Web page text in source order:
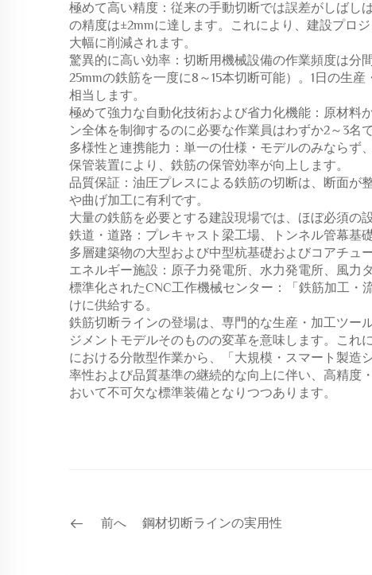
極めて高い精度：従来の手動切断では誤差がしばし
の精度は±2mmに達します。これにより、建設プロ
大幅に削減されます。
驚異的に高い効率：切断用機械設備の作業頻度は分
25mmの鉄筋を一度に8～15本切断可能）。1日の生
相当します。
極めて強力な自動化技術および省力化機能：原材料
ン全体を制御するのに必要な作業員はわずか2～3名
多様性と連携能力：単一の仕様・モデルのみならず
保管装置により、鉄筋の保管効率が向上します。
品質保証：油圧プレスによる鉄筋の切断は、断面が
や曲げ加工に有利です。
大量の鉄筋を必要とする建設現場では、ほぼ必須の設
鉄道・道路：プレキャスト梁工場、トンネル管幕基
多層建築物の大型および中型杭基礎およびコアチュ
エネルギー施設：原子力発電所、水力発電所、風力
標準化されたCNC工作機械センター：「鉄筋加工・
けに供給する。
鉄筋切断ラインの登場は、専門的な生産・加工ツー
ジメントモデルそのものの変革を意味します。これ
における分散型作業から、「大規模・スマート製造
率性および品質基準の継続的な向上に伴い、高精度
おいて不可欠な標準装備となりつつあります。
前へ 鋼材切断ラインの実用性